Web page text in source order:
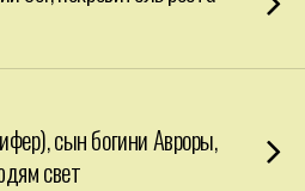
сын богини Авроры,
свет